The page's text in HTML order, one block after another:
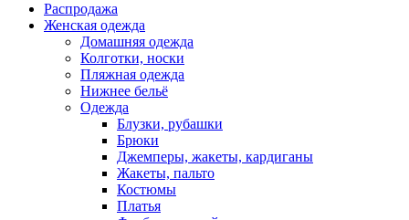
Распродажа
Женская одежда
Домашняя одежда
Колготки, носки
Пляжная одежда
Нижнее бельё
Одежда
Блузки, рубашки
Брюки
Джемперы, жакеты, кардиганы
Жакеты, пальто
Костюмы
Платья